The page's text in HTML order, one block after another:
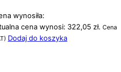
wynosiła:
cena wynosi: 322,05 zł. Cena
Dodaj do koszyka